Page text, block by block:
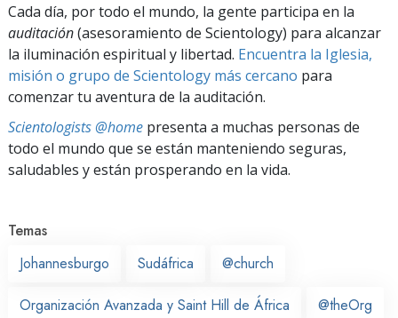
Cada día, por todo el mundo, la gente participa en la
auditación(asesoramiento de Scientology) para alcanzar
la iluminación espiritual y libertad. Encuentra la Iglesia,
misión o grupo de Scientology más cercano para
comenzar tu aventura de la auditación.
Scientologists @home presenta a muchas personas de
todo el mundo que se están manteniendo seguras,
saludables y están prosperando en la vida.
Temas
Johannesburgo
Sudáfrica @church
Organización Avanzada y Saint Hill de África @theOrg